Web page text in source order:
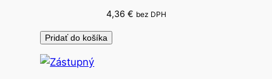
r
a
c
4,36 € bez DPH
Pridať do košíka